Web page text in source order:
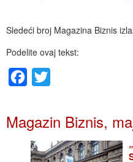
Sledeći broj Magazina Biznis
Podelite ovaj tekst:
Facebook
Magazin Biznis,